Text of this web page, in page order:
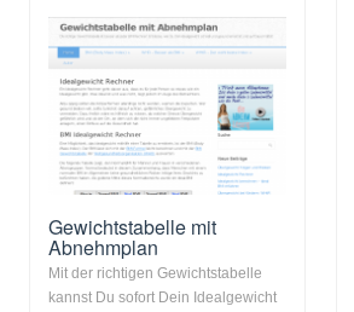
Gewichtstabelle mit
Abnehmplan
Mit der richtigen Gewichtstabelle
kannst Du sofort Dein Idealgewicht